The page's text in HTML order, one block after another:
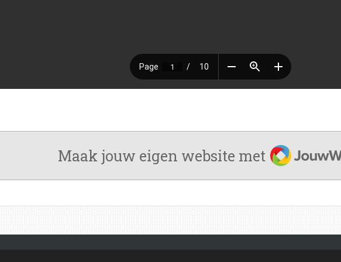
Maak jouw eigen website met JouwWeb